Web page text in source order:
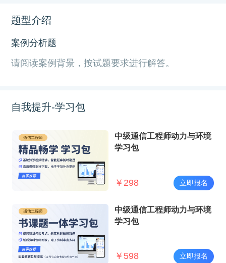
题型介绍
案例分析题
请阅读案例背景，按试题要求进行解答。
自我提升-学习包
中级通信工程师动力与环境
学习包
￥ 298 立即报名
中级通信工程师动力与环境
学习包
￥ 598 立即报名